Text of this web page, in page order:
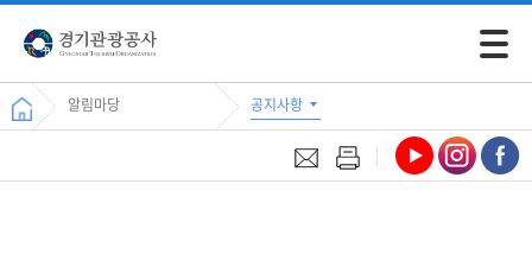
모바일
알림마당 공지사항